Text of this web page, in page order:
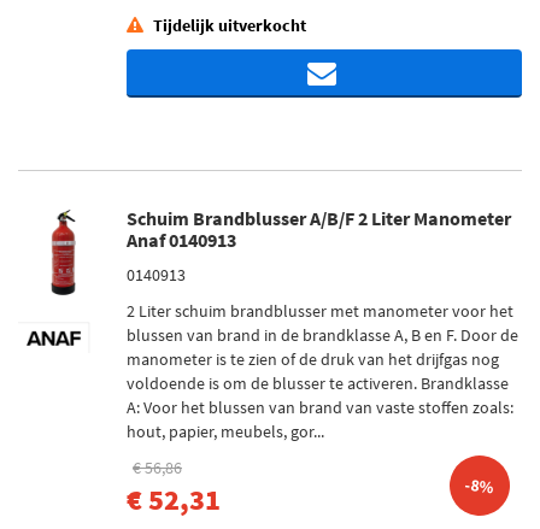
Tijdelijk uitverkocht
Schuim Brandblusser A/B/F 2 Liter Manometer
Anaf 0140913
0140913
2 Liter schuim brandblusser met manometer voor het
blussen van brand in de brandklasse A, B en F. Door de
manometer is te zien of de druk van het drijfgas nog
voldoende is om de blusser te activeren. Brandklasse
A: Voor het blussen van brand van vaste stoffen zoals:
hout, papier, meubels, gor...
€ 56,86
€ 52,31 -8%